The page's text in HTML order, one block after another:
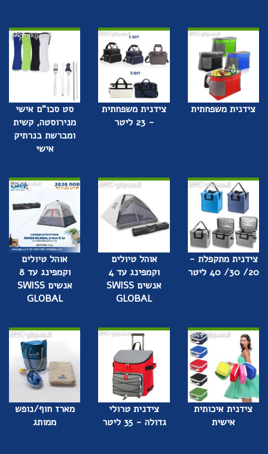
צידנית משפחתית
צידנית משפחתית
- 23 ליטר
סט סכו”ם אישי
מנירוסטה, קשית
ומברשת בנרתיק
אישי
צידנית מתקפלת -
20/ 30/ 40 ליטר
אוהל טיולים
וקמפינג עד 4
אנשים SWISS
GLOBAL
אוהל טיולים
וקמפינג עד 8
אנשים SWISS
GLOBAL
צידנית איכותית
אישית
צידנית טרולי
גדולה - 35 ליטר
מארז חוף/נופש
ממותג